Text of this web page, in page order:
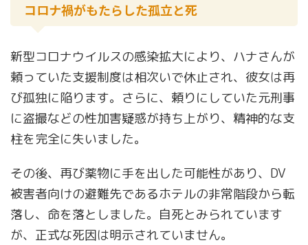
コロナ禍がもたらした孤立と死
新型コロナウイルスの感染拡大により、ハナさんが
頼っていた支援制度は相次いで休止され、彼女は再
び孤独に陥ります。さらに、頼りにしていた元刑事
に盗撮などの性加害疑惑が持ち上がり、精神的な支
柱を完全に失いました。
その後、再び薬物に手を出した可能性があり、DV
被害者向けの避難先であるホテルの非常階段から転
落し、命を落としました。自死とみられています
が、正式な死因は明示されていません。